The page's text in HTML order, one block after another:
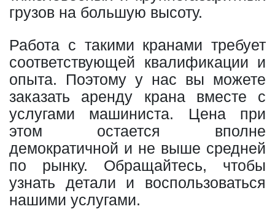
грузов на большую высоту.
Работа с такими кранами требует
соответствующей квалификации и
опыта. Поэтому у нас вы можете
заказать аренду крана вместе с
услугами машиниста. Цена при
этом остается вполне
демократичной и не выше средней
по рынку. Обращайтесь, чтобы
узнать детали и воспользоваться
нашими услугами.